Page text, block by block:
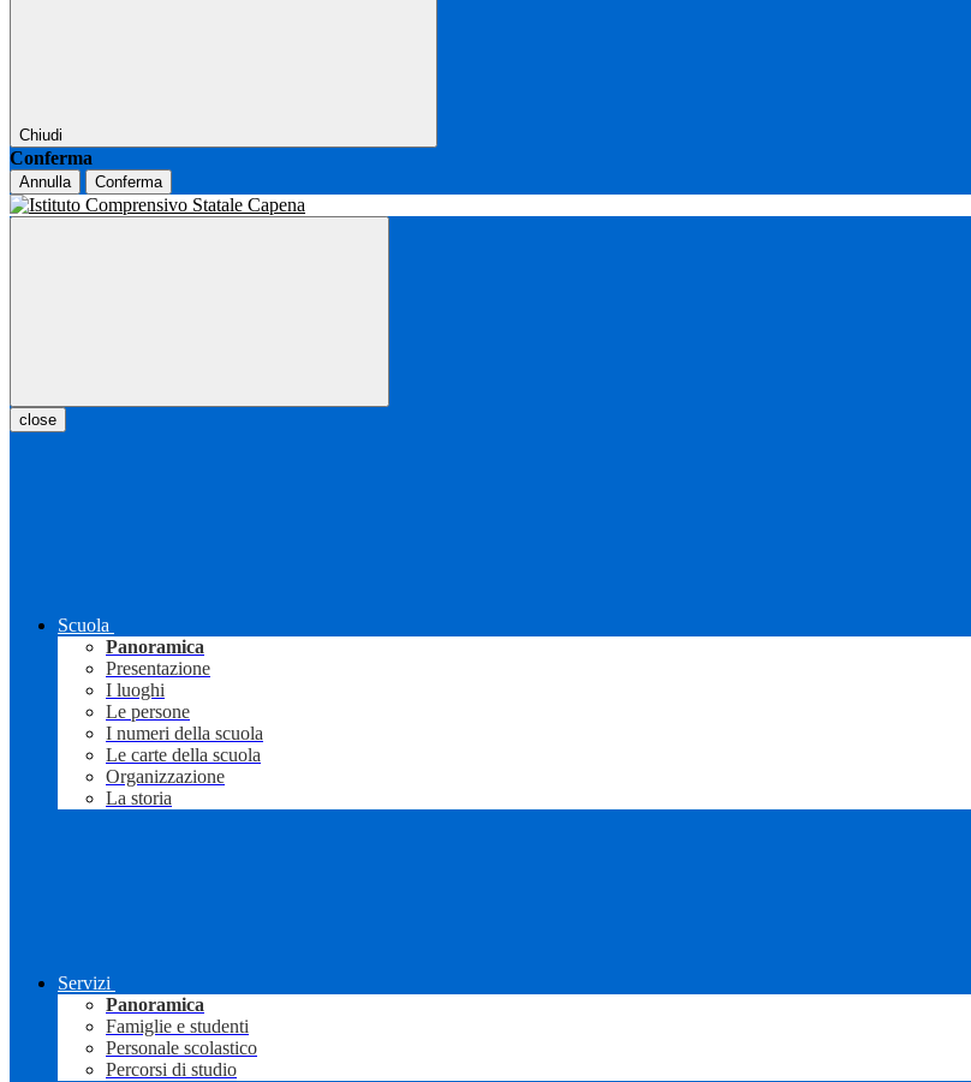
Chiudi
Conferma
Annulla Conferma
close
Scuola
Panoramica
Presentazione
I luoghi
Le persone
I numeri della scuola
Le carte della scuola
Organizzazione
La storia
Servizi
Panoramica
Famiglie e studenti
Personale scolastico
Percorsi di studio